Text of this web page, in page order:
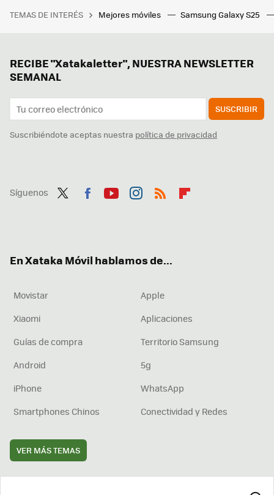
TEMAS DE INTERÉS Mejores móviles Samsung Galaxy S25
RECIBE "Xatakaletter", NUESTRA NEWSLETTER
SEMANAL
SUSCRIBIR
Suscribiéndote aceptas nuestra política de privacidad
Síguenos
En Xataka Móvil hablamos de...
Movistar
Apple
Xiaomi
Aplicaciones
Guías de compra
Territorio Samsung
Android
5g
iPhone
WhatsApp
Smartphones Chinos
Conectividad y Redes
VER MÁS TEMAS